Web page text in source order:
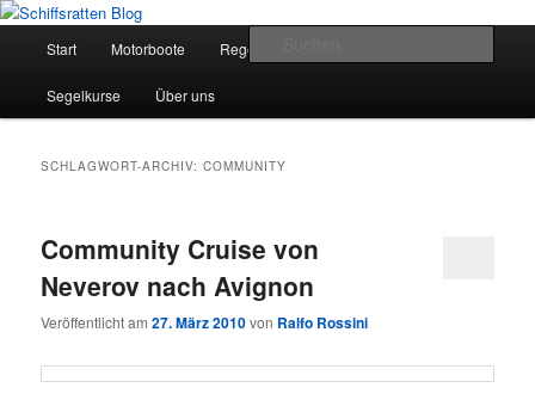
Zum
springen
Zum
springenSchiffsratten Blog
Segelsport in Second Life
Start Motorboote Regelkunde
Segelkurse Über uns
SCHLAGWORT-ARCHIV:COMMUNITY
Community Cruise von
Neverov nach Avignon
Veröffentlicht am27. März 2010von Ralfo Rossini